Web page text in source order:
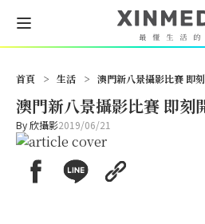
首頁 > 生活 > 澳門新八景攝影比賽 即
澳門新八景攝影比賽 即刻
By欣攝影2019/06/21